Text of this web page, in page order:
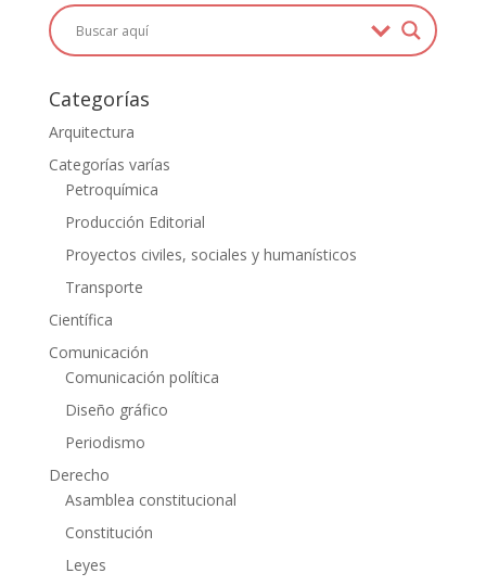
Categorías
Arquitectura
Categorías varías
Petroquímica
Producción Editorial
Proyectos civiles, sociales y humanísticos
Transporte
Científica
Comunicación
Comunicación política
Diseño gráfico
Periodismo
Derecho
Asamblea constitucional
Constitución
Leyes